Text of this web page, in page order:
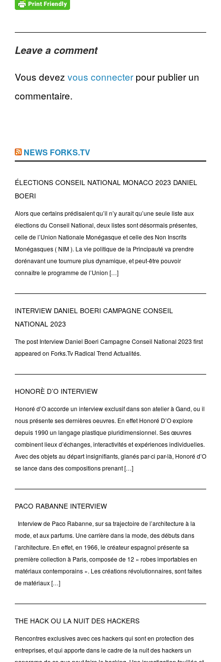
Leave a comment
Vous devez vous connecter pour publier un
commentaire.
NEWS FORKS.TV
ÉLECTIONS CONSEIL NATIONAL MONACO 2023 DANIEL
BOERI
Alors que certains prédisaient qu’il n’y aurait qu’une seule liste aux
élections du Conseil National, deux listes sont désormais présentes,
celle de l’Union Nationale Monégasque et celle des Non Inscrits
Monégasques ( NIM ). La vie politique de la Principauté va prendre
dorénavant une tournure plus dynamique, et peut-être pouvoir
connaître le programme de l’Union […]
INTERVIEW DANIEL BOERI CAMPAGNE CONSEIL
NATIONAL 2023
The post Interview Daniel Boeri Campagne Conseil National 2023 first
appeared on Forks.Tv Radical Trend Actualités.
HONORÈ D’O INTERVIEW
Honoré d’O accorde un interview exclusif dans son atelier à Gand, ou il
nous présente ses dernières oeuvres. En effet Honoré D’O explore
depuis 1990 un langage plastique pluridimensionnel. Ses œuvres
combinent lieux d’échanges, interactivités et expériences individuelles.
Avec des objets au départ insignifiants, glanés par-ci par-là, Honoré d’O
se lance dans des compositions prenant […]
PACO RABANNE INTERVIEW
Interview de Paco Rabanne, sur sa trajectoire de l’architecture à la
mode, et aux parfums. Une carrière dans la mode, des débuts dans
l’architecture. En effet, en 1966, le créateur espagnol présente sa
première collection à Paris, composée de 12 « robes importables en
matériaux contemporains ». Les créations révolutionnaires, sont faites
de matériaux […]
THE HACK OU LA NUIT DES HACKERS
Rencontres exclusives avec ces hackers qui sont en protection des
entreprises, et qui apporte dans le cadre de la nuit des hackers un